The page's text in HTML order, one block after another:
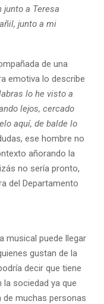
junto a Teresa
junto a mi
de una
emotiva lo describe
lo he visto a
lejos, cercado
aquí, de balde lo
ese hombre no
añorando la
no sería pronto,
del Departamento
musical puede llegar
gustan de la
decir que tiene
la sociedad ya que
muchas personas